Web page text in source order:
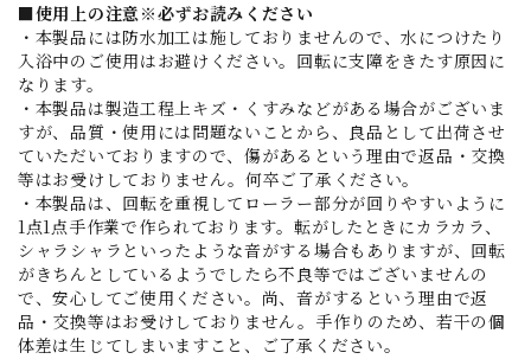
■使用上の注意※必ずお読みください
・本製品には防水加工は施しておりませんので、水につけたり
入浴中のご使用はお避けください。回転に支障をきたす原因に
なります。
・本製品は製造工程上キズ・くすみなどがある場合がございま
すが、品質・使用には問題ないことから、良品として出荷させ
ていただいておりますので、傷があるという理由で返品・交換
等はお受けしておりません。何卒ご了承ください。
・本製品は、回転を重視してローラー部分が回りやすいように
1点1点手作業で作られております。転がしたときにカラカラ、
シャラシャラといったような音がする場合もありますが、回転
がきちんとしているようでしたら不良等ではございませんの
で、安心してご使用ください。尚、音がするという理由で返
品・交換等はお受けしておりません。手作りのため、若干の個
体差は生じてしまいますこと、ご了承ください。